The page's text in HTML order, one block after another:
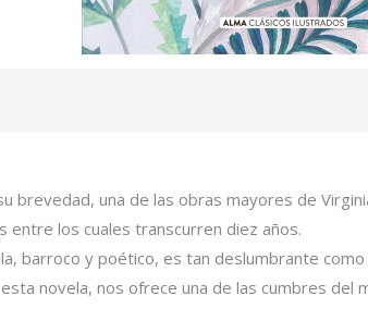
brevedad, una de las obras mayores de
entre los cuales transcurren diez años.
barroco y poético, es tan deslumbrante
novela, nos ofrece una de las cumbres del